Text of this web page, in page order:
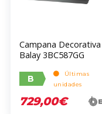
Campana Decorativa
Balay 3BC587GG
B
Últimas
unidades
729,00€